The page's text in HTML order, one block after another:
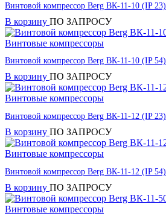
Винтовой компрессор Berg ВК-11-10 (IP 23)
В корзину ПО ЗАПРОСУ
Винтовые компрессоры
Винтовой компрессор Berg ВК-11-10 (IP 54)
В корзину ПО ЗАПРОСУ
Винтовые компрессоры
Винтовой компрессор Berg ВК-11-12 (IP 23)
В корзину ПО ЗАПРОСУ
Винтовые компрессоры
Винтовой компрессор Berg ВК-11-12 (IP 54)
В корзину ПО ЗАПРОСУ
Винтовые компрессоры